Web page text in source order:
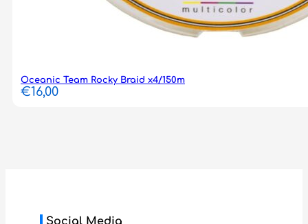
Oceanic Team Rocky Braid x4/150m
€16,00
Social Media